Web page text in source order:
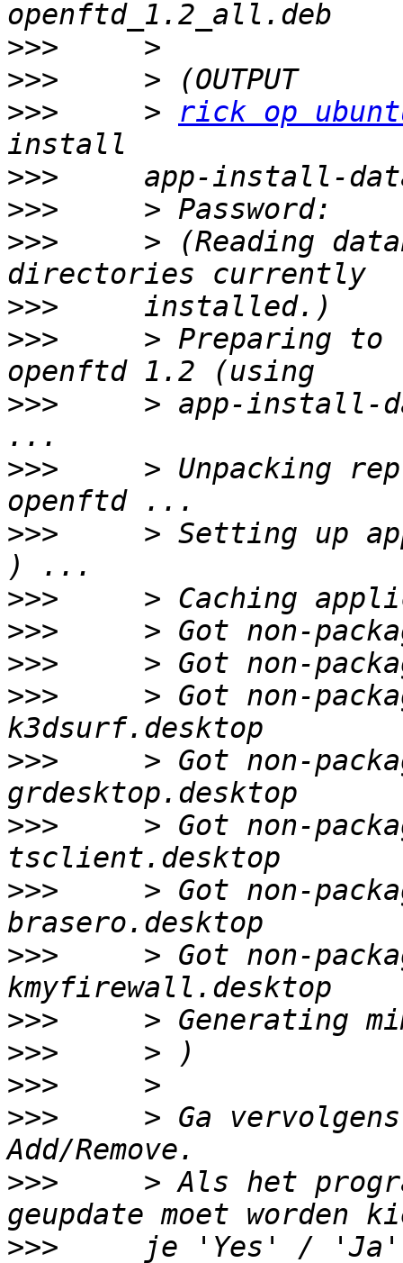
>>>
>>>
>>>
     >
rick op
>>>
>>>
>>>
> (Reading
>>>
>>>
> Preparing to
>>>
> app-install-
>>>
> Unpacking
>>>
> Setting up
>>>
>>>
>>>
>>>
> Got non-
>>>
> Got non-
>>>
> Got non-
>>>
> Got non-
>>>
> Got non-
>>>
>>>
>>>
>>>
> Ga
>>>
> Als het
>>>